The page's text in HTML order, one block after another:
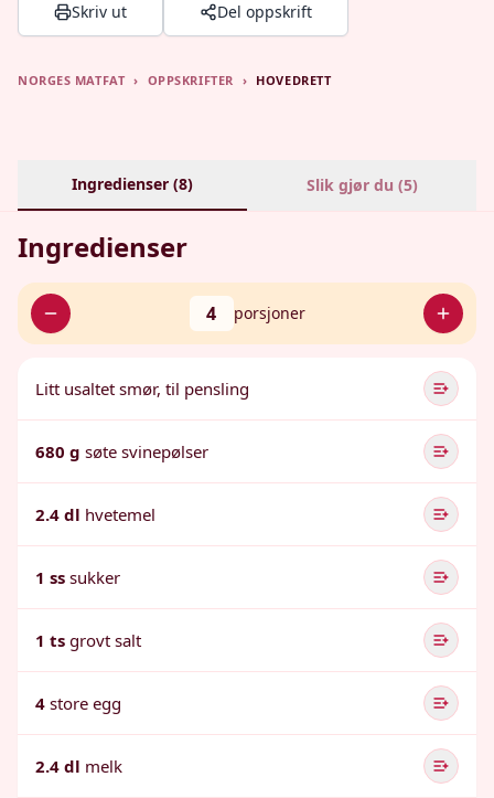
Skriv ut Del oppskrift
NORGES MATFAT › OPPSKRIFTER › HOVEDRETT
Ingredienser (8) Slik gjør du (5)
Ingredienser
4 porsjoner
Litt usaltet smør, til pensling
680 g søte svinepølser
2.4 dl hvetemel
1 ss sukker
1 ts grovt salt
4 store egg
2.4 dl melk